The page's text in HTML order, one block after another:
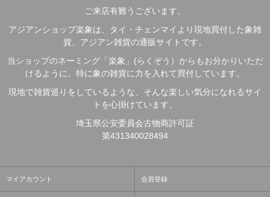
ご来店有難うございます。
アジアンショップ楽象は、タイ・チェンマイより現地買付した象雑
貨、アジアン雑貨の通販サイトです。
当ショップのネーミング「楽象」(らくぞう）からもお分かりいただ
けるように、特に象の雑貨に力を入れて買付しています。
現地で雑貨巡りをしているような、そんな楽しい気分になれるサイ
トを心掛けています。
埼玉県公安委員会古物商許可証
第431340028494
マイアカウント 会員登録